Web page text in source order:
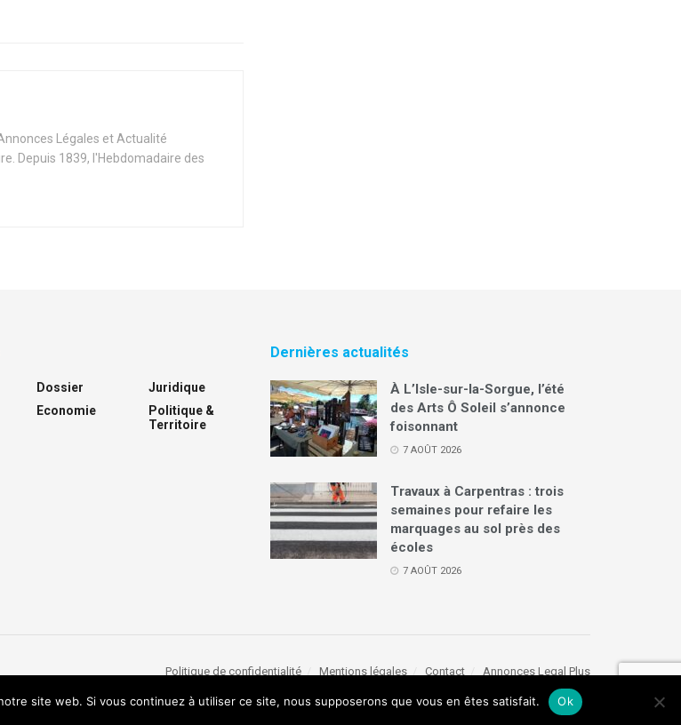
Légales et Actualité
Depuis 1839, l'Hebdomadaire des
Dossier
Economie
Juridique
Politique &
Territoire
Dernières actualités
À L’Isle-sur-la-Sorgue, l’été
des Arts Ô Soleil s’annonce
foisonnant
7 AOÛT 2026
Travaux à Carpentras : trois
semaines pour refaire les
marquages au sol près des
écoles
7 AOÛT 2026
Politique de confidentialité Mentions légales Contact Annonces Legal Plus
site web. Si vous continuez à utiliser ce site, nous supposerons que vous en êtes satisfait. Ok